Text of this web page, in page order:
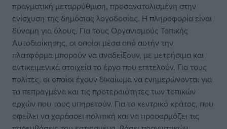
πραγματική μεταρρύθμιση, προσανατολισμένη στην
ενίσχυση της δημόσιας λογοδοσίας. Η πληροφορία είναι
δύναμη για όλους. Για τους Οργανισμούς Τοπικής
Αυτοδιοίκησης, οι οποίοι μέσα από αυτήν την
πλατφόρμα μπορούν να αναδείξουν, με μετρήσιμα και
αντικειμενικά στοιχεία το έργο που επιτελούν. Για τους
πολίτες, οι οποίοι έχουν δικαίωμα να ενημερώνονται για
τα πεπραγμένα και τις προτεραιότητες των τοπικών
αρχών που τους υπηρετούν. Για το κεντρικό κράτος, που
οφείλει να χαράσσει πολιτική και να προσαρμόζει τις